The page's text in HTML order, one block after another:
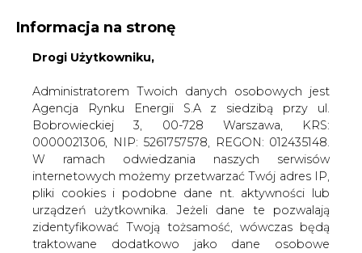
KONTAKT:
WYDAWCA PORTALU:
WYSOKI KONTRAST A A
ZALOGUJ SIĘ
Informacja na stronę
Drogi Użytkowniku,
Administratorem Twoich danych osobowych jest
Agencja Rynku Energii S.A z siedzibą przy ul.
Bobrowieckiej 3, 00-728 Warszawa, KRS:
0000021306, NIP: 5261757578, REGON: 012435148.
W ramach odwiedzania naszych serwisów
internetowych możemy przetwarzać Twój adres IP,
pliki cookies i podobne dane nt. aktywności lub
urządzeń użytkownika. Jeżeli dane te pozwalają
zidentyfikować Twoją tożsamość, wówczas będą
traktowane dodatkowo jako dane osobowe